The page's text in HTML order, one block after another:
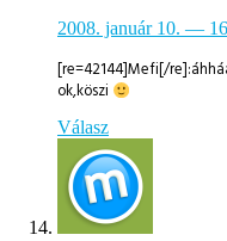
2008. január 10. —
[re=42144]Mefi[/
ok,köszi
Válasz